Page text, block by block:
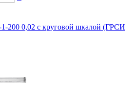
200 0,02 с круговой шкалой (ГРСИ